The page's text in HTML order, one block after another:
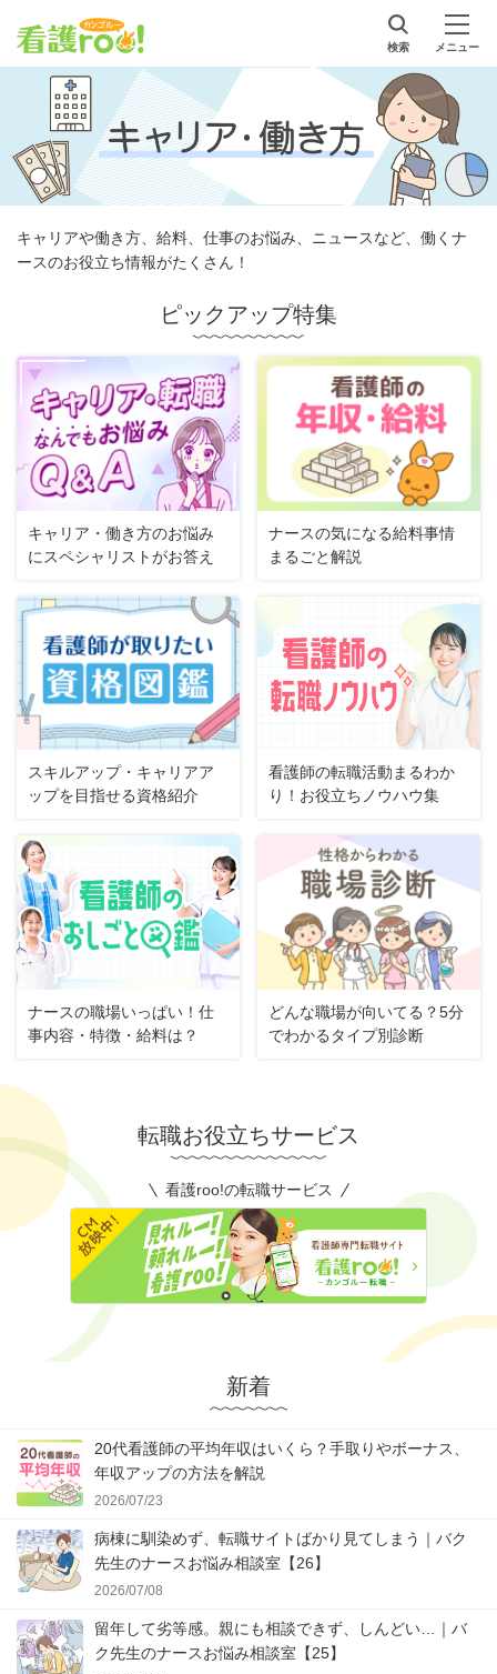
検索 メニュー
キャリアや働き方、給料、仕事のお悩み、ニュースなど、働くナ
ースのお役立ち情報がたくさん！
ピックアップ特集
キャリア・働き方のお悩み
にスペシャリストがお答え
ナースの気になる給料事情
まるごと解説
スキルアップ・キャリアア
ップを目指せる資格紹介
看護師の転職活動まるわか
り！お役立ちノウハウ集
ナースの職場いっぱい！仕
事内容・特徴・給料は？
どんな職場が向いてる？5分
でわかるタイプ別診断
転職お役立ちサービス
看護roo!の転職サービス
新着
20代看護師の平均年収はいくら？手取りやボーナス、
年収アップの方法を解説
2026/07/23
病棟に馴染めず、転職サイトばかり見てしまう｜バク
先生のナースお悩み相談室【26】
2026/07/08
留年して劣等感。親にも相談できず、しんどい…｜バ
ク先生のナースお悩み相談室【25】